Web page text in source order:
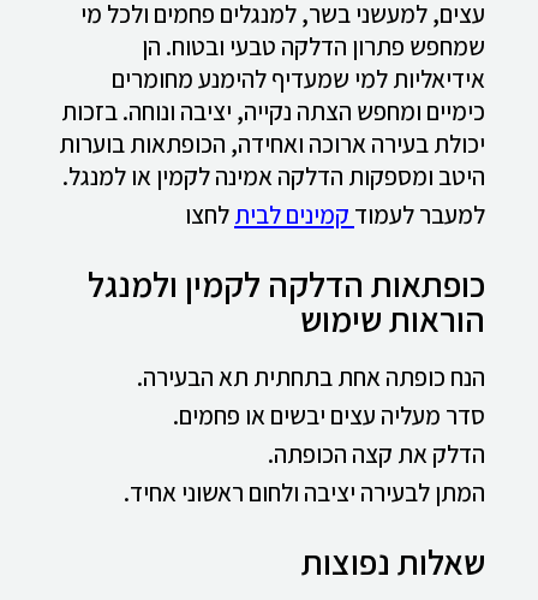
עצים, למעשני בשר, למנגלים פחמים ולכל מי
שמחפש פתרון הדלקה טבעי ובטוח. הן
אידיאליות למי שמעדיף להימנע מחומרים
כימיים ומחפש הצתה נקייה, יציבה ונוחה. בזכות
יכולת בעירה ארוכה ואחידה, הכופתאות בוערות
היטב ומספקות הדלקה אמינה לקמין או למנגל.
למעבר לעמוד קמינים לביתלחצו
כופתאות הדלקה לקמין ולמנגל
הוראות שימוש
הנח כופתה אחת בתחתית תא הבעירה.
סדר מעליה עצים יבשים או פחמים.
הדלק את קצה הכופתה.
המתן לבעירה יציבה ולחום ראשוני אחיד.
שאלות נפוצות